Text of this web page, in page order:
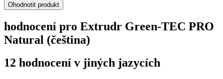
Ohodnotit produkt
hodnocení pro Extrudr Green-TEC PRO
Natural (čeština)
12 hodnocení v jiných jazycích